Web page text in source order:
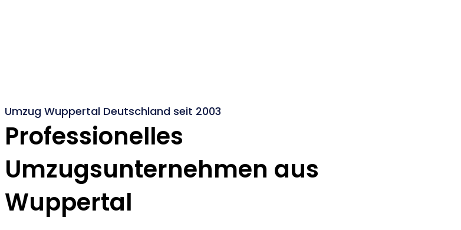
Umzug Wuppertal Deutschland seit 2003
Professionelles
Umzugsunternehmen aus
Wuppertal